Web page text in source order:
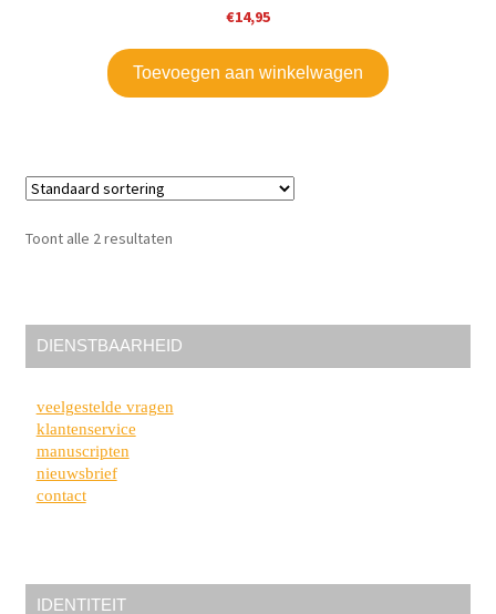
€14,95
Toevoegen aan winkelwagen
Toont alle 2 resultaten
DIENSTBAARHEID
veelgestelde vragen
klantenservice
manuscripten
nieuwsbrief
contact
IDENTITEIT